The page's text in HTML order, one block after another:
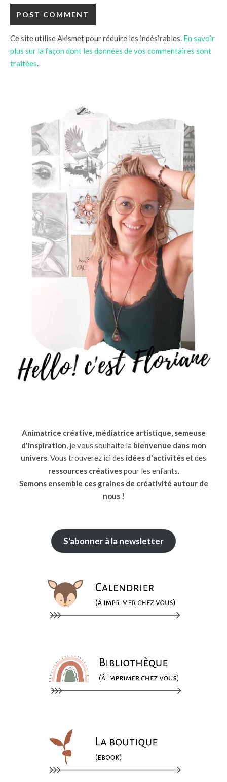
Ce site utilise Akismet pour réduire les indésirables. En savoir
plus sur la façon dont les données de vos commentaires sont
traitées.
Animatrice créative, médiatrice artistique, semeuse
d'inspiration, je vous souhaite la bienvenue dans mon
univers. Vous trouverez ici des idées d'activitéset des
ressources créativespour les enfants.
Semons ensemble ces graines de créativité autour de
nous !
S'abonner à la newsletter